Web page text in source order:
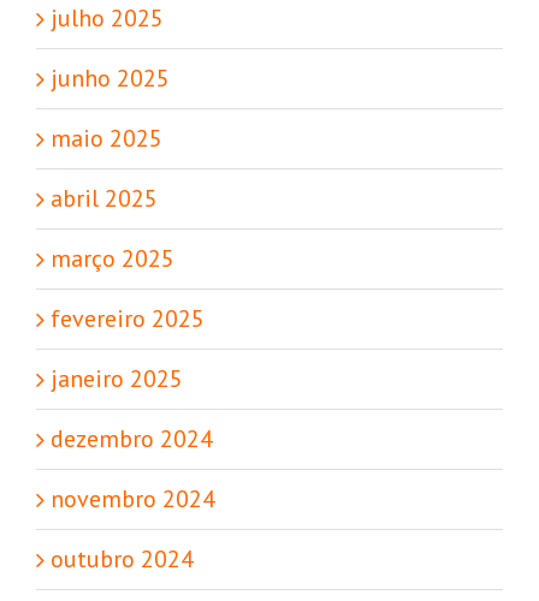
julho 2025
junho 2025
maio 2025
abril 2025
março 2025
fevereiro 2025
janeiro 2025
dezembro 2024
novembro 2024
outubro 2024